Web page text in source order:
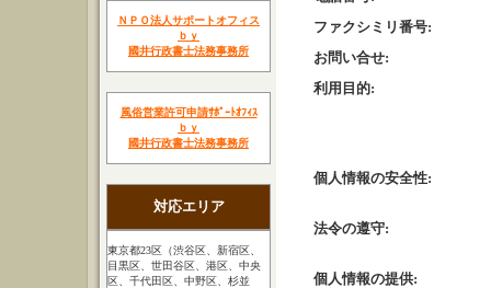
ＮＰＯ法人サポートオフィス
ｂｙ
國井行政書士法務事務所
風俗営業許可申請ｻﾎﾟｰﾄｵﾌｨｽ
ｂｙ
國井行政書士法務事務所
対応エリア
東京都23区（渋谷区、新宿区、
目黒区、世田谷区、港区、中央
区、千代田区、中野区、杉並
ファクシミリ番号:
お問い合せ:
利用目的:
個人情報の安全性:
法令の遵守:
個人情報の提供: